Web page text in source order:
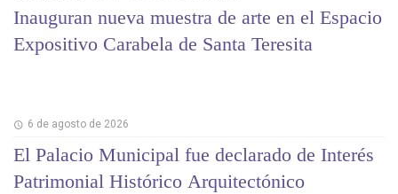
Inauguran nueva muestra de arte en el Espacio
Expositivo Carabela de Santa Teresita
6 de agosto de 2026
El Palacio Municipal fue declarado de Interés
Patrimonial Histórico Arquitectónico